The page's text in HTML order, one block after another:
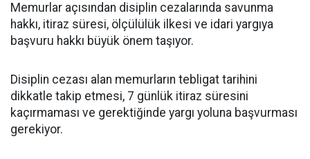
Memurlar açısından disiplin cezalarında savunma
hakkı, itiraz süresi, ölçülülük ilkesi ve idari yargıya
başvuru hakkı büyük önem taşıyor.
Disiplin cezası alan memurların tebligat tarihini
dikkatle takip etmesi, 7 günlük itiraz süresini
kaçırmaması ve gerektiğinde yargı yoluna başvurması
gerekiyor.